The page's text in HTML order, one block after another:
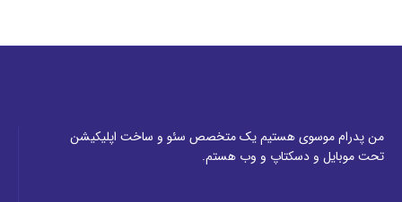
من پدرام موسوی هستیم یک متخصص سئو و ساخت اپلیکیشن
تحت موبایل و دسکتاپ و وب هستم.